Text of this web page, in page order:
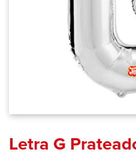
Letra G